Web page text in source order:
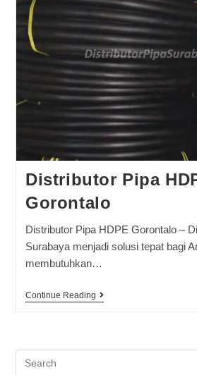
Distributor Pipa
Gorontalo
Distributor Pipa HDPE Gorontalo –
Surabaya menjadi solusi tepat bagi
membutuhkan…
Continue Reading